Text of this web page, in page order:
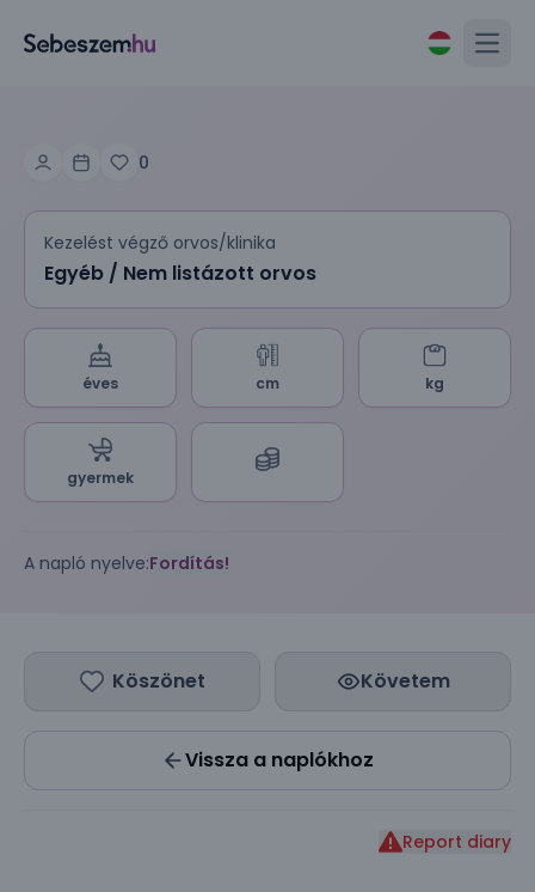
0
Kezelést végző orvos/klinika
Egyéb / Nem listázott orvos
éves cm kg
gyermek
A napló nyelve:Fordítás!
Köszönet Követem
Vissza a naplókhoz
Report diary